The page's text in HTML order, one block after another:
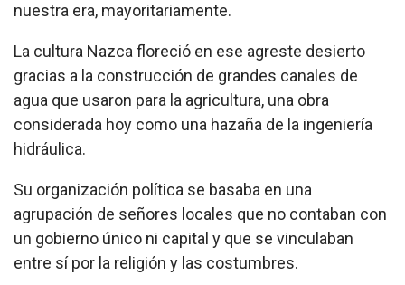
nuestra era, mayoritariamente.
La cultura Nazca floreció en ese agreste desierto
gracias a la construcción de grandes canales de
agua que usaron para la agricultura, una obra
considerada hoy como una hazaña de la ingeniería
hidráulica.
Su organización política se basaba en una
agrupación de señores locales que no contaban con
un gobierno único ni capital y que se vinculaban
entre sí por la religión y las costumbres.